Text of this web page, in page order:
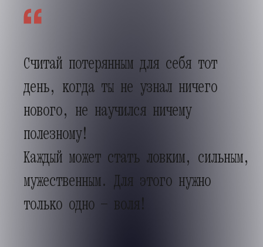
Как ленинградская школьница потеряла
блокадную зиму
Считай потерянным для себя тот
день, когда ты не узнал ничего
нового, не научился ничему
полезному!
Каждый может стать ловким, сильным,
мужественным. Для этого нужно
только одно — воля!